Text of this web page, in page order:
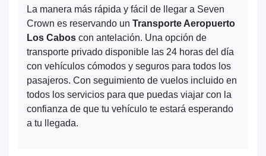
La manera más rápida y fácil de llegar a Seven
Crown es reservando un Transporte Aeropuerto
Los Cabos con antelación. Una opción de
transporte privado disponible las 24 horas del día
con vehículos cómodos y seguros para todos los
pasajeros. Con seguimiento de vuelos incluido en
todos los servicios para que puedas viajar con la
confianza de que tu vehículo te estará esperando
a tu llegada.